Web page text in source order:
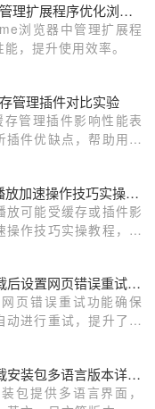
如何在Chrome中管理扩展程序优化浏览器性能
浏览器中管理扩展程
，提升使用效率。
管理插件对比实验
管理插件影响性能表
插件优缺点，帮助用户
谷歌浏览器视频播放加速操作技巧实操教程
放可能受缓存或插件影
操作技巧实操教程，包
Google浏览器下载后设置网页错误重试功能
页错误重试功能确保
动进行重试，提升了网
Google浏览器下载安装包多语言版本详细介绍
包提供多语言界面，